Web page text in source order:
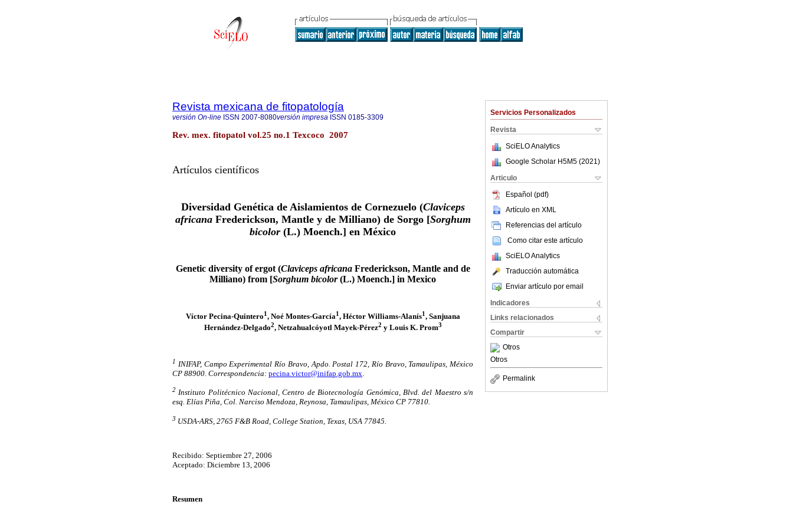
Servicios Personalizados
Revista
SciELO Analytics
Google Scholar H5M5 (2021 )
Articulo
Español (pdf)
Artículo en XML
Referencias del artículo
Como citar este artículo
SciELO Analytics
Traducción automática
Enviar artículo por email
Indicadores
Links relacionados
Compartir
Otros
Otros
Permalink
Revista mexicana de fitopatología
versión On-line ISSN 2007-8080versión impresa ISSN 0185-3309
Rev. mex. fitopatol vol.25 no.1 Texcoco 2007
Artículos científicos
Diversidad Genética de Aislamientos de Cornezuelo (Claviceps
africanaFrederickson, Mantle y de Milliano) de Sorgo [Sorghum
bicolor (L.) Moench.] en México
Genetic diversity of ergot (Claviceps africana Frederickson, Mantle and de
Milliano) from [Sorghum bicolor(L.) Moench.] in Mexico
Víctor Pecina-Quintero1, Noé Montes-García1, Héctor Williams-Alanís1, Sanjuana
Hernández-Delgado2, Netzahualcóyotl Mayek-Pérez2 y Louis K. Prom3
1 INIFAP, Campo Experimental Río Bravo, Apdo. Postal 172, Río Bravo, Tamaulipas, México
CP 88900. Correspondencia: pecina.victor@inifap.gob.mx
2 Instituto Politécnico Nacional, Centro de Biotecnología Genómica, Blvd. del Maestro s/n
esq. Elías Piña, Col. Narciso Mendoza, Reynosa, Tamaulipas, México CP 77810.
3 USDA-ARS, 2765 F&B Road, College Station, Texas, USA 77845.
Recibido: Septiembre 27, 2006
Aceptado: Diciembre 13, 2006
Resumen